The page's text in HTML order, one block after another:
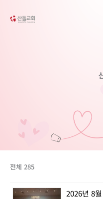
전체 285
2026년 8